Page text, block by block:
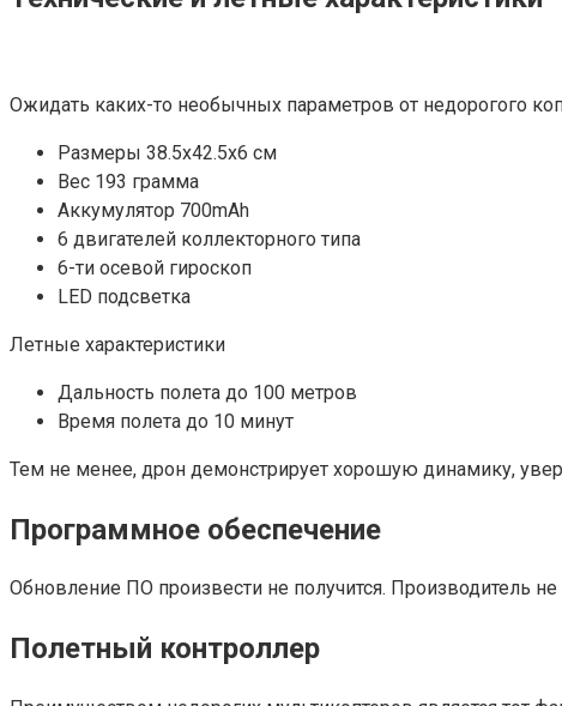
Ожидать каких-то необычных параметров от недорогого
Размеры 38.5х42.5х6 см
Вес 193 грамма
Аккумулятор 700mAh
6 двигателей коллекторного типа
6-ти осевой гироскоп
LED подсветка
Летные характеристики
Дальность полета до 100 метров
Время полета до 10 минут
Тем не менее, дрон демонстрирует хорошую динамику,
Программное обеспечение
Обновление ПО произвести не получится. Производитель
Полетный контроллер